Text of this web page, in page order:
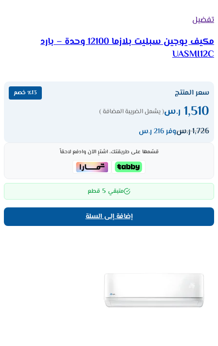
تفضيل
مكيف يوجين سبليت بلازما 12100 وحدة – بارد
UASMI12C
سعر المنتج ٪13 خصم
1,510 ر.س( يشمل الضريبة المضافة )
1,726ر.سوفر 216 ر.س
قسّمها على طريقتك، اشترِ الآن وادفع لاحقاً
متبقي 5 قطع
إضافة إلى السلة